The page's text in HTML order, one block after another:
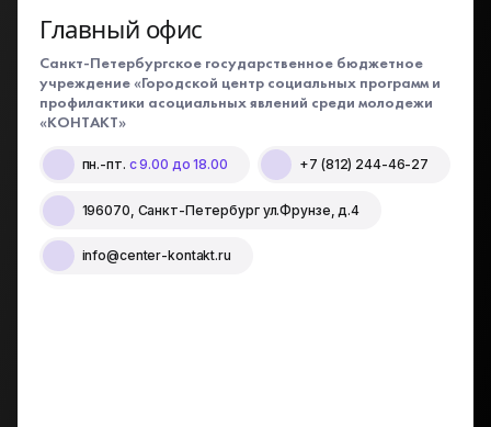
Главный офис
Санкт-Петербургское государственное бюджетное
учреждение «Городской центр социальных программ и
профилактики асоциальных явлений среди молодежи
«КОНТАКТ»
пн.-пт. с 9.00 до 18.00 +7 (812) 244-46-27
196070, Санкт-Петербург ул.Фрунзе, д.4
info@center-kontakt.ru